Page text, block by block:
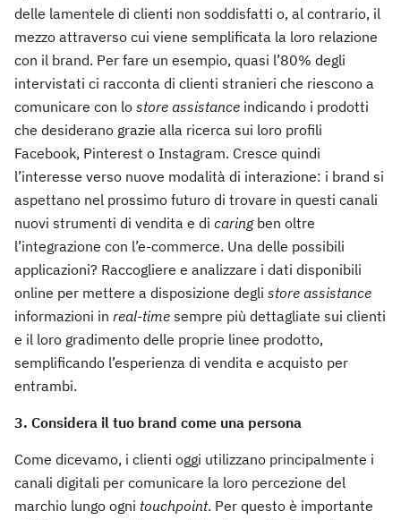
delle lamentele di clienti non soddisfatti o, al contrario, il
mezzo attraverso cui viene semplificata la loro relazione
con il brand. Per fare un esempio, quasi l’80% degli
intervistati ci racconta di clienti stranieri che riescono a
comunicare con lo store assistance indicando i prodotti
che desiderano grazie alla ricerca sui loro profili
Facebook, Pinterest o Instagram. Cresce quindi
l’interesse verso nuove modalità di interazione: i brand si
aspettano nel prossimo futuro di trovare in questi canali
nuovi strumenti di vendita e di caringben oltre
l’integrazione con l’e-commerce. Una delle possibili
applicazioni? Raccogliere e analizzare i dati disponibili
online per mettere a disposizione degli store assistance
informazioni in real-time sempre più dettagliate sui clienti
e il loro gradimento delle proprie linee prodotto,
semplificando l’esperienza di vendita e acquisto per
entrambi.
3. Considera il tuo brand come una persona
Come dicevamo, i clienti oggi utilizzano principalmente i
canali digitali per comunicare la loro percezione del
marchio lungo ogni touchpoint. Per questo è importante